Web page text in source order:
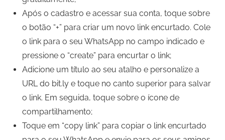
Após o cadastro e acessar sua conta, toque sobre
o botão “+” para criar um novo link encurtado. Cole
o link para o seu WhatsApp no campo indicado e
pressione o “create” para encurtar o link;
Adicione um título ao seu atalho e personalize a
URL do bit.ly e toque no canto superior para salvar
o link. Em seguida, toque sobre o ícone de
compartilhamento;
Toque em “copy link” para copiar o link encurtado